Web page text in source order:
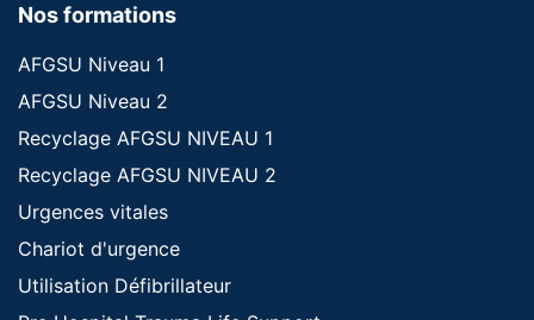
Nos formations
AFGSU Niveau 1
AFGSU Niveau 2
Recyclage AFGSU NIVEAU 1
Recyclage AFGSU NIVEAU 2
Urgences vitales
Chariot d'urgence
Utilisation Défibrillateur